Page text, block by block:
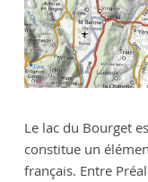
Le lac du Bourget
constitue un
français. Entre